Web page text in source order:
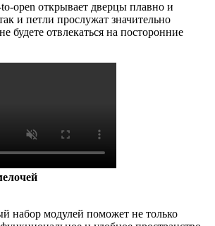
open открывает дверцы плавно и
и петли прослужат значительно
будете отвлекаться на посторонние
набор модулей поможет не только